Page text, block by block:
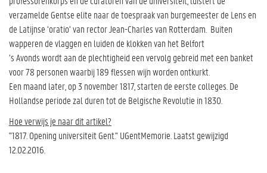
verzamelde Gentse elite naar de toespraak van burgemeester de Lens en
de Latijnse ‘oratio’ van rector Jean-Charles van Rotterdam. Buiten
wapperen de vlaggen en luiden de klokken van het Belfort
’s Avonds wordt aan de plechtigheid een vervolg gebreid met een banket
voor 78 personen waarbij 189 flessen wijn worden ontkurkt.
Een maand later, op 3 november 1817, starten de eerste colleges. De
Hollandse periode zal duren tot de Belgische Revolutie in 1830.
Hoe verwijs je naar dit artikel?
"1817. Opening universiteit Gent." UGentMemorie. Laatst gewijzigd
12.02.2016.